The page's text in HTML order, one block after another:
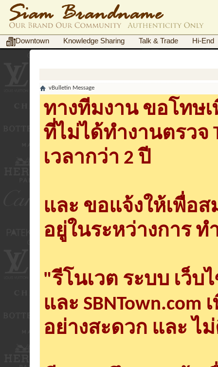
Downtown Knowledge Sharing Talk & Trade Hi-End
vBulletin Message
ทางทีมงาน ขอโทษ
ที่ไม่ได้ทำงานตรวจ
เวลากว่า 2 ปี
และ ขอแจ้งให้เพื่อ
อยู่ในระหว่างการ ท
"รีโนเวต ระบบ เว็บ
และ
อย่างสะดวก และ ไ